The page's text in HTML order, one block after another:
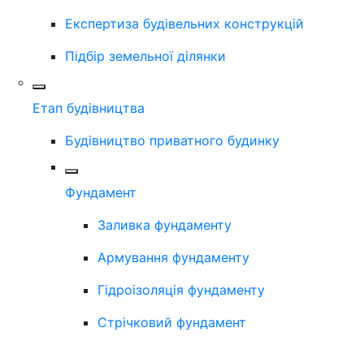
Експертиза будівельних конструкцій
Підбір земельної ділянки
Етап будівництва
Будівництво приватного будинку
Фундамент
Заливка фундаменту
Армування фундаменту
Гідроізоляція фундаменту
Стрічковий фундамент